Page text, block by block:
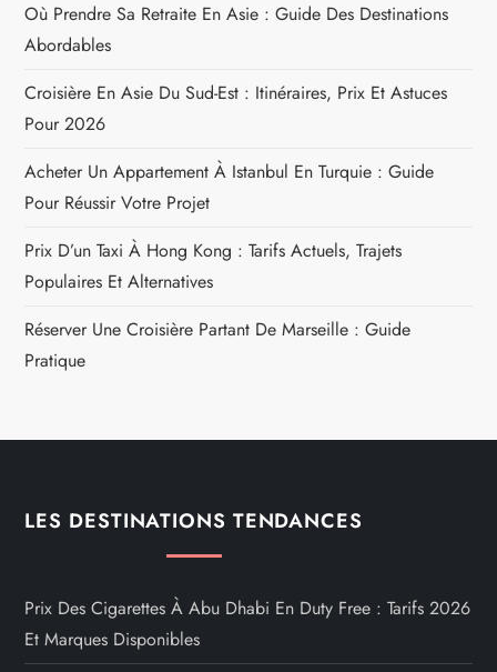
Où Prendre Sa Retraite En Asie : Guide Des Destinations
Abordables
Croisière En Asie Du Sud-Est : Itinéraires, Prix Et Astuces
Pour 2026
Acheter Un Appartement À Istanbul En Turquie : Guide
Pour Réussir Votre Projet
Prix D’un Taxi À Hong Kong : Tarifs Actuels, Trajets
Populaires Et Alternatives
Réserver Une Croisière Partant De Marseille : Guide
Pratique
LES DESTINATIONS TENDANCES
Prix Des Cigarettes À Abu Dhabi En Duty Free : Tarifs 2026
Et Marques Disponibles